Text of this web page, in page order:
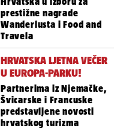
prestižne nagrade
Wanderlusta i Food and
Travela
HRVATSKA LJETNA VEČER
U EUROPA-PARKU!
Partnerima iz Njemačke,
Švicarske i Francuske
predstavljene novosti
hrvatskog turizma